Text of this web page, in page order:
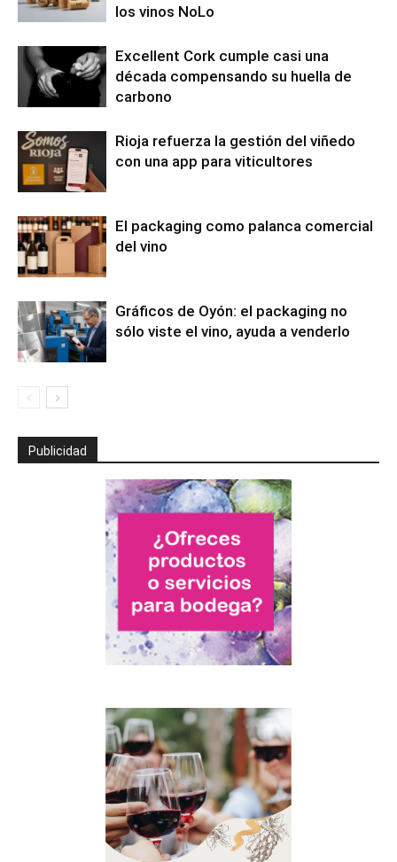
los vinos NoLo
Excellent Cork cumple casi una
década compensando su huella de
carbono
Rioja refuerza la gestión del viñedo
con una app para viticultores
El packaging como palanca comercial
del vino
Gráficos de Oyón: el packaging no
sólo viste el vino, ayuda a venderlo
Publicidad